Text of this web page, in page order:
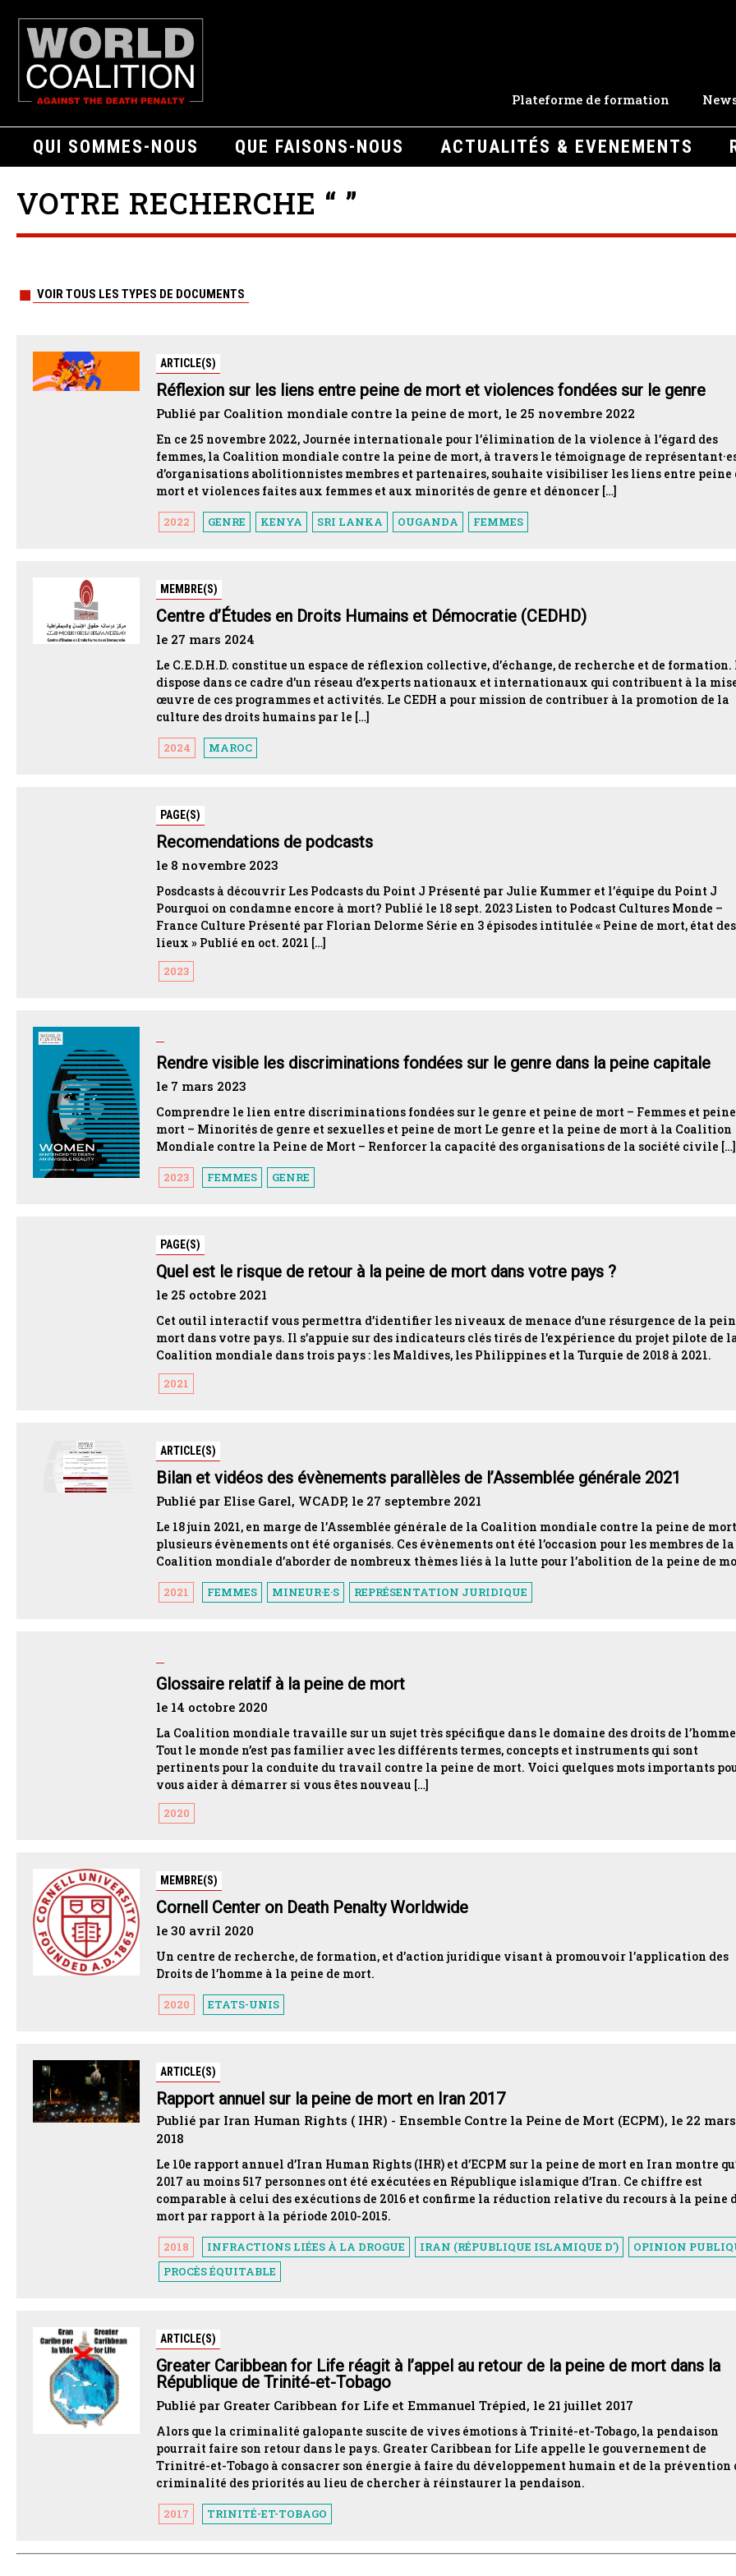
Plateforme de formation
QUI SOMMES-NOUS QUE FAISONS-NOUS ACTUALITÉS & EVENEMENTS
VOTRE RECHERCHE “ ”
VOIR TOUS LES TYPES DE DOCUMENTS
ARTICLE(S)
Réflexion sur les liens entre peine de mort et violences fondées sur le genre
Publié par Coalition mondiale contre la peine de mort, le 25 novembre 2022
En ce 25 novembre 2022, Journée internationale pour l’élimination de la violence à l’égard des
femmes, la Coalition mondiale contre la peine de mort, à travers le témoignage de
d’organisations abolitionnistes membres et partenaires, souhaite visibiliser les liens entre peine
mort et violences faites aux femmes et aux minorités de genre et dénoncer […]
2022 GENRE KENYA SRI LANKA OUGANDA FEMMES
MEMBRE(S)
Centre d’Études en Droits Humains et Démocratie (CEDHD)
le 27 mars 2024
Le C.E.D.H.D. constitue un espace de réflexion collective, d’échange, de recherche et de formation.
dispose dans ce cadre d’un réseau d’experts nationaux et internationaux qui contribuent à la
œuvre de ces programmes et activités. Le CEDH a pour mission de contribuer à la promotion de la
culture des droits humains par le […]
2024 MAROC
PAGE(S)
Recomendations de podcasts
le 8 novembre 2023
Posdcasts à découvrir Les Podcasts du Point J Présenté par Julie Kummer et l’équipe du Point J
Pourquoi on condamne encore à mort? Publié le 18 sept. 2023 Listen to Podcast Cultures Monde –
France Culture Présenté par Florian Delorme Série en 3 épisodes intitulée « Peine de mort, état des
lieux » Publié en oct. 2021 […]
2023
Rendre visible les discriminations fondées sur le genre dans la peine capitale
le 7 mars 2023
Comprendre le lien entre discriminations fondées sur le genre et peine de mort – Femmes et
mort – Minorités de genre et sexuelles et peine de mort Le genre et la peine de mort à la Coalition
Mondiale contre la Peine de Mort – Renforcer la capacité des organisations de la société civile […]
2023 FEMMES GENRE
PAGE(S)
Quel est le risque de retour à la peine de mort dans votre pays ?
le 25 octobre 2021
Cet outil interactif vous permettra d’identifier les niveaux de menace d’une résurgence de la
mort dans votre pays. Il s’appuie sur des indicateurs clés tirés de l’expérience du projet pilote de
Coalition mondiale dans trois pays : les Maldives, les Philippines et la Turquie de 2018 à 2021.
2021
ARTICLE(S)
Bilan et vidéos des évènements parallèles de l’Assemblée générale 2021
Publié par Elise Garel, WCADP, le 27 septembre 2021
Le 18 juin 2021, en marge de l’Assemblée générale de la Coalition mondiale contre la peine de
plusieurs évènements ont été organisés. Ces évènements ont été l’occasion pour les membres de la
Coalition mondiale d’aborder de nombreux thèmes liés à la lutte pour l’abolition de la peine de
2021 FEMMES MINEUR·E·S REPRÉSENTATION JURIDIQUE
Glossaire relatif à la peine de mort
le 14 octobre 2020
La Coalition mondiale travaille sur un sujet très spécifique dans le domaine des droits de
Tout le monde n’est pas familier avec les différents termes, concepts et instruments qui sont
pertinents pour la conduite du travail contre la peine de mort. Voici quelques mots importants
vous aider à démarrer si vous êtes nouveau […]
2020
MEMBRE(S)
Cornell Center on Death Penalty Worldwide
le 30 avril 2020
Un centre de recherche, de formation, et d’action juridique visant à promouvoir l’application des
Droits de l’homme à la peine de mort.
2020 ETATS-UNIS
ARTICLE(S)
Rapport annuel sur la peine de mort en Iran 2017
Publié par Iran Human Rights ( IHR) - Ensemble Contre la Peine de Mort (ECPM), le 22 mars
2018
Le 10e rapport annuel d’Iran Human Rights (IHR) et d’ECPM sur la peine de mort en Iran montre
2017 au moins 517 personnes ont été exécutées en République islamique d’Iran. Ce chiffre est
comparable à celui des exécutions de 2016 et confirme la réduction relative du recours à la peine
mort par rapport à la période 2010-2015.
2018 INFRACTIONS LIÉES À LA DROGUE IRAN (RÉPUBLIQUE ISLAMIQUE D')
OPINION
PROCÈS ÉQUITABLE
ARTICLE(S)
Greater Caribbean for Life réagit à l’appel au retour de la peine de mort dans la
République de Trinité-et-Tobago
Publié par Greater Caribbean for Life et Emmanuel Trépied, le 21 juillet 2017
Alors que la criminalité galopante suscite de vives émotions à Trinité-et-Tobago, la pendaison
pourrait faire son retour dans le pays. Greater Caribbean for Life appelle le gouvernement de
Trinitré-et-Tobago à consacrer son énergie à faire du développement humain et de la prévention
criminalité des priorités au lieu de chercher à réinstaurer la pendaison.
2017 TRINITÉ-ET-TOBAGO